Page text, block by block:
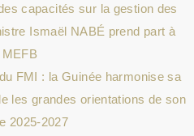
capacités sur la gestion des
Ismaël NABÉ prend part à
FMI : la Guinée harmonise sa
les grandes orientations de son
2025-2027